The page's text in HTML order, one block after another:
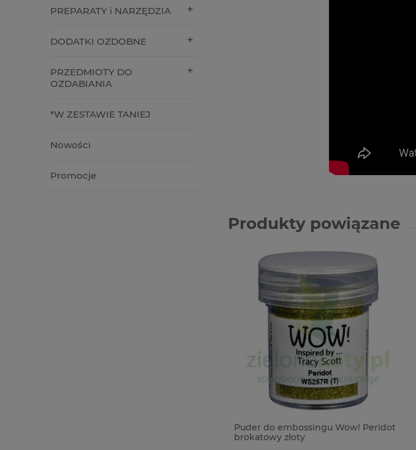
PREPARATY i NARZĘDZIA
DODATKI OZDOBNE
PRZEDMIOTY DO
OZDABIANIA
*W ZESTAWIE TANIEJ
Nowości
Promocje
Produkty powiązane
Puder do embossingu Wow! Peridot
brokatowy złoty